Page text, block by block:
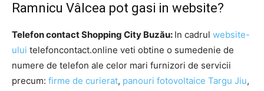
Ramnicu Vâlcea pot gasi in website?
Telefon contact Shopping City Buzău: In cadrul website-
ului telefoncontact.online veti obtine o sumedenie de
numere de telefon ale celor mari furnizori de servicii
precum: firme de curierat, panouri fotovoltaice Targu Jiu,